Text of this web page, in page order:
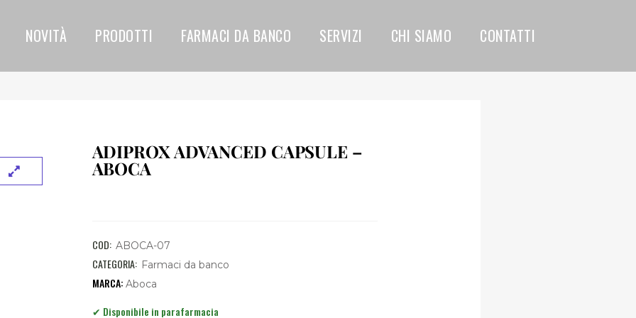
NOVITÀ PRODOTTI FARMACI DA BANCO SERVIZI CHI SIAMO CONTATTI
ADIPROX ADVANCED CAPSULE –
ABOCA
COD: ABOCA-07
CATEGORIA: Farmaci da banco
Aboca